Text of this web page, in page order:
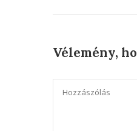
Vélemény,